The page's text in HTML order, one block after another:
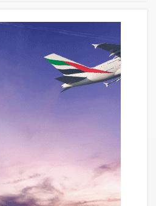
Milli Motor Projelerinde Yeni
TEKNOLOJİ Kuruldu
Günlük Yolcu Rekorunu 72
4. Pistinde İlk
Yapıldı